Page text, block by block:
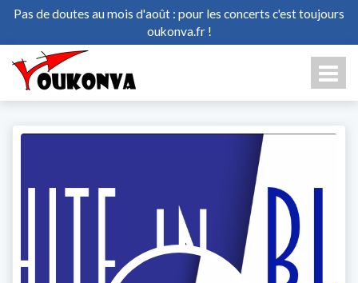
Pas de doutes au mois d'août : pour les concerts c'est toujours
oukonva.fr !